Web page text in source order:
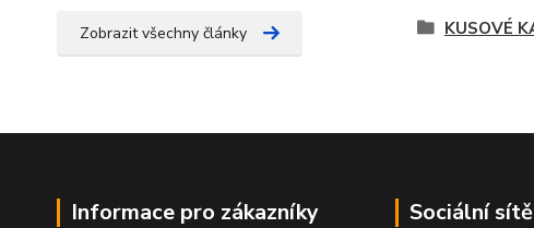
Zobrazit všechny články KUSOVÉ
Informace pro zákazníky Sociální